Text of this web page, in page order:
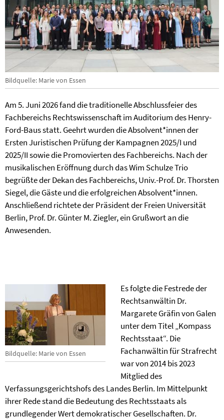
Bildquelle: Marie von Essen
Am 5. Juni 2026 fand die traditionelle Abschlussfeier des
Fachbereichs Rechtswissenschaft im Auditorium des Henry-
Ford-Baus statt. Geehrt wurden die Absolvent*innen der
Ersten Juristischen Prüfung der Kampagnen 2025/I und
2025/II sowie die Promovierten des Fachbereichs. Nach der
musikalischen Eröffnung durch das Wim Schulze Trio
begrüßte der Dekan des Fachbereichs, Univ.-Prof. Dr. Thorsten
Siegel, die Gäste und die erfolgreichen Absolvent*innen.
Anschließend richtete der Präsident der Freien Universität
Berlin, Prof. Dr. Günter M. Ziegler, ein Grußwort an die
Anwesenden.
Bildquelle: Marie von Essen
Es folgte die Festrede der
Rechtsanwältin Dr.
Margarete Gräfin von Galen
unter dem Titel „Kompass
Rechtsstaat“. Die
Fachanwältin für Strafrecht
war von 2014 bis 2023
Mitglied des
Verfassungsgerichtshofs des Landes Berlin. Im Mittelpunkt
ihrer Rede stand die Bedeutung des Rechtsstaats als
grundlegender Wert demokratischer Gesellschaften. Dr.